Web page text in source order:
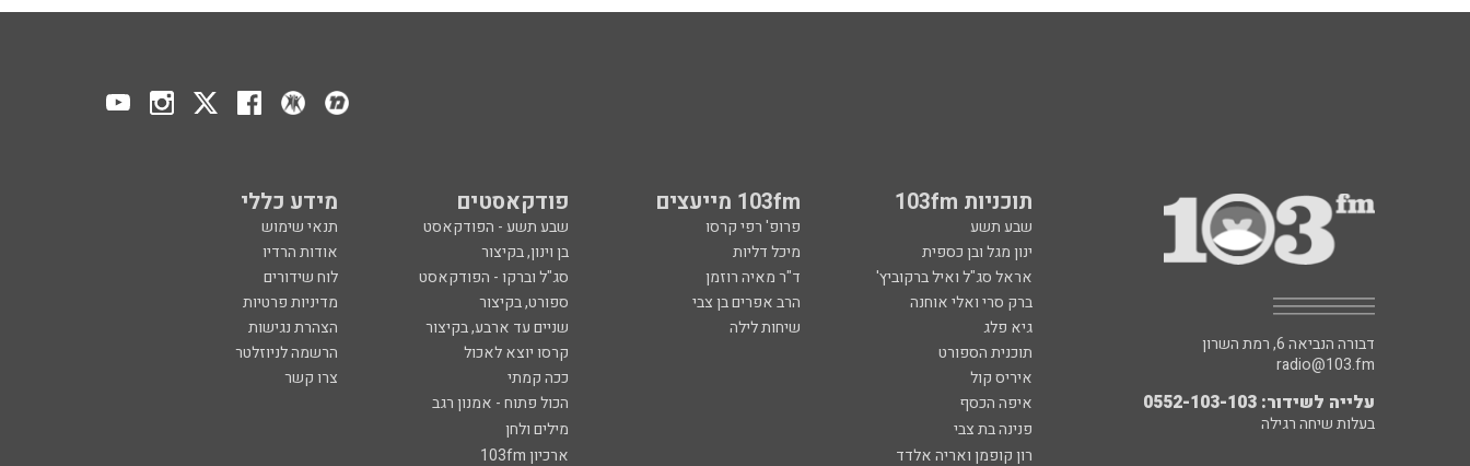
תוכניות 103fm 103fm מייעצים פודקאסטים מידע כללי
שבע תשע פרופ' רפי קרסו שבע תשע - הפודקאסט
תנאי שימוש
ינון מגל ובן כספית
מיכל דליות בן וינון, בקיצור
אודות הרדיו
אראל סג"ל ואיל ברקוביץ'
ד"ר מאיה רוזמן סג"ל וברקו - הפודקאסט
לוח שידורים
ברק סרי ואלי אוחנה
הרב אפרים בן צבי ספורט, בקיצור
מדיניות פרטיות
גיא פלג
שיחות לילה שניים עד ארבע, בקיצור
הצהרת נגישות
תוכנית הספורט
קרסו יוצא לאכול
הרשמה לניוזלטר
איריס קול
ככה קמתי
צרו קשר
איפה הכסף
הכול פתוח - אמנון רגב
פנינה בת צבי
מילים ולחן
רון קופמן ואריה אלדד
ארכיון 103fm
דבורה הנביאה 6, רמת השרון
radio@103.fm
עלייה לשידור: 0552-103-103
בעלות שיחה רגילה